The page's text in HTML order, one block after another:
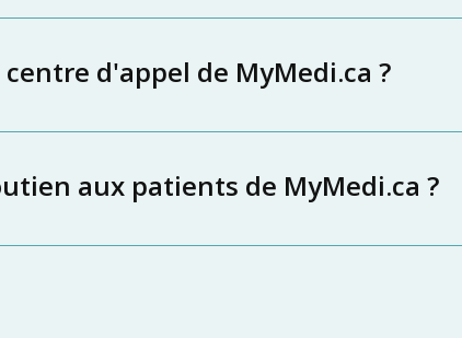
d'appel de MyMedi.ca ?
aux patients de MyMedi.ca ?